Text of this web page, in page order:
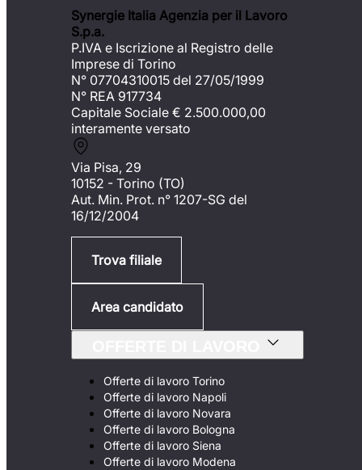
Synergie Italia Agenzia per il Lavoro
S.p.a.
P.IVA e Iscrizione al Registro delle
Imprese di Torino
N° 07704310015 del 27/05/1999
N° REA 917734
Capitale Sociale € 2.500.000,00
interamente versato
Via Pisa, 29
10152 - Torino (TO)
Aut. Min. Prot. n° 1207-SG del
16/12/2004
Trova filiale
Area candidato
Offerte di lavoro Torino
Offerte di lavoro Napoli
Offerte di lavoro Novara
Offerte di lavoro Bologna
Offerte di lavoro Siena
Offerte di lavoro Modena